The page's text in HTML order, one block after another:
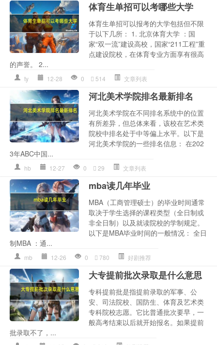
体育生单招可以考哪些大学
体育生单招可以报考的大学包括但不限
于以下几所： 1. 北京体育大学 ：国
家“双一流”建设高校，国家“211工程”重
点建设院校，在体育专业方面享有很高
的声誉。 2...
ty 12-28 0 514 文章列表
河北美术学院排名最新排名
河北美术学院在不同排名系统中的位置
有所差异，但总体来看，该校在艺术类
院校中排名处于中等偏上水平。以下是
河北美术学院的一些排名信息： 在202
3年ABC中国...
hb 12-27 0 29 文章列表
mba读几年毕业
MBA（工商管理硕士）的毕业时间通常
取决于学生选择的课程类型（全日制或
非全日制）以及就读院校的学制规定。
以下是MBA毕业时间的一般情况： 全日
制MBA ：通...
mb 12-26 0 780 好剧推荐
大专提前批次录取是什么意思
专科提前批是指提前录取的军事、公
安、司法院校、国防生、体育及艺术类
专科院校志愿。它比普通批次要早，一
般高考结束以后就开始报名。如果提前
批录取不了，...